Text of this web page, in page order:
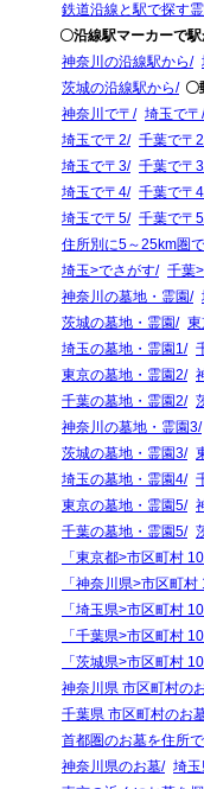
鉄道沿線と駅で探す
〇沿線駅マーカーで
神奈川の沿線駅から
茨城の沿線駅から
〇
神奈川で〒
埼玉で〒
埼玉で〒2
千葉で〒2
埼玉で〒3
千葉で〒3
埼玉で〒4
千葉で〒4
埼玉で〒5
千葉で〒5
住所別に5～25km圏
埼玉>でさがす
千葉
神奈川の墓地・霊園
茨城の墓地・霊園
埼玉の墓地・霊園1
東京の墓地・霊園2
千葉の墓地・霊園2
神奈川の墓地・霊園3
茨城の墓地・霊園3
埼玉の墓地・霊園4
東京の墓地・霊園5
千葉の墓地・霊園5
「東京都>市区町村
「神奈川県>市区町
「埼玉県>市区町村
「千葉県>市区町村
「茨城県>市区町村
神奈川県 市区町村の
千葉県 市区町村のお
首都圏のお墓を住所
神奈川県のお墓
埼